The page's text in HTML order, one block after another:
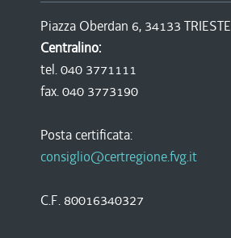
Piazza Oberdan 6, 34133 TRIESTE
Centralino:
tel. 040 3771111
fax. 040 3773190
Posta certificata:
consiglio@certregione.fvg.it
C.F. 80016340327